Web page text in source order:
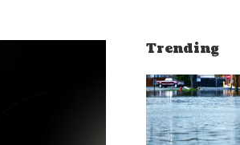
Trending